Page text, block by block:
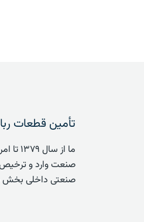
تأمین قطعات
ما از
صنعت وارد و ترخیص
صنعتی داخلی بخش